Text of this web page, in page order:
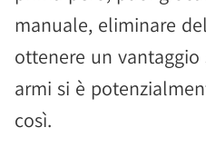
manuale, eliminare
ottenere un
armi si è
così.